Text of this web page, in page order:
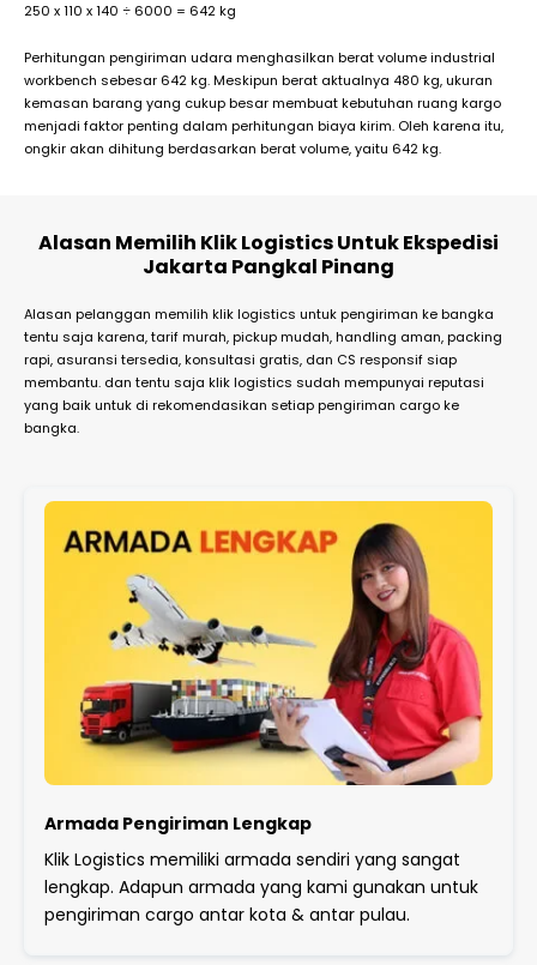
250 x 110 x 140 ÷ 6000 = 642 kg
Perhitungan pengiriman udara menghasilkan berat volume industrial
workbench sebesar 642 kg. Meskipun berat aktualnya 480 kg, ukuran
kemasan barang yang cukup besar membuat kebutuhan ruang kargo
menjadi faktor penting dalam perhitungan biaya kirim. Oleh karena itu,
ongkir akan dihitung berdasarkan berat volume, yaitu 642 kg.
Alasan Memilih Klik Logistics Untuk Ekspedisi
Jakarta Pangkal Pinang
Alasan pelanggan memilih klik logistics untuk pengiriman ke bangka
tentu saja karena, tarif murah, pickup mudah, handling aman, packing
rapi, asuransi tersedia, konsultasi gratis, dan CS responsif siap
membantu. dan tentu saja klik logistics sudah mempunyai reputasi
yang baik untuk di rekomendasikan setiap pengiriman cargo ke
bangka.
Armada Pengiriman Lengkap
Klik Logistics memiliki armada sendiri yang sangat
lengkap. Adapun armada yang kami gunakan untuk
pengiriman cargo antar kota & antar pulau.